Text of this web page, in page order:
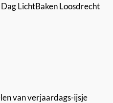
LichtBaken Loosdrecht
van verjaardags-ijsje